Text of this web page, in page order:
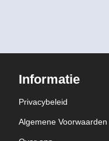
Informatie
Privacybeleid
Algemene Voorwaarden